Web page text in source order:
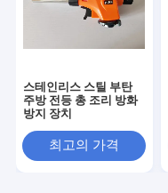
스테인리스 스틸 부탄
주방 전등 총 조리 방화
방지 장치
최고의 가격